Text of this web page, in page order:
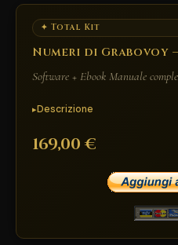
✦ Total Kit
Numeri di Grabovoy
Software + Ebook Manuale
Descrizione
169,00 €